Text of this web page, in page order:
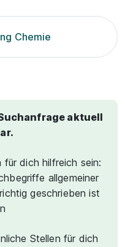
Chemie
aktuell
dich hilfreich sein:
allgemeiner
geschrieben ist
Stellen für dich